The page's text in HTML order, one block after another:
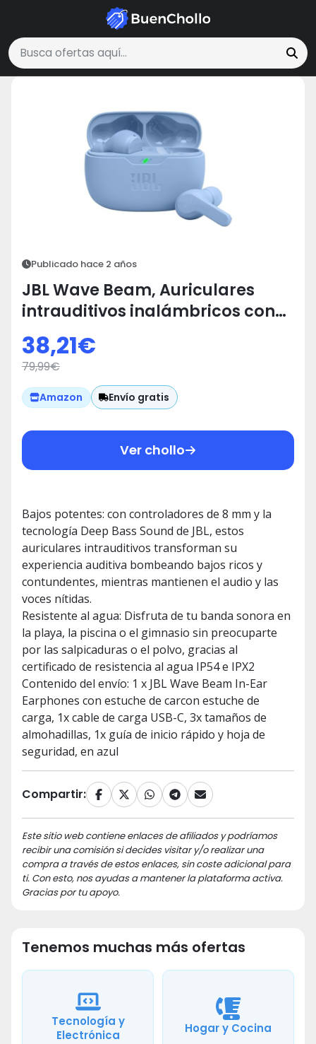
Buscar ofertas
Tecnología y ElectrónicaJBL Wave Beam, Auriculares intrauditivos
Publicado hace 2 años
JBL Wave Beam, Auriculares
intrauditivos inalámbricos con
impermeabilización IP54 e IPX2,
Llamadas Manos Libres y 32
Horas de duración de la batería,
en Azul
38,21€
79,99€
Amazon Envío gratis
Ver chollo
Bajos potentes: con controladores de 8 mm y la
tecnología Deep Bass Sound de JBL, estos
auriculares intrauditivos transforman su
experiencia auditiva bombeando bajos ricos y
contundentes, mientras mantienen el audio y las
voces nítidas.
Resistente al agua: Disfruta de tu banda sonora en
la playa, la piscina o el gimnasio sin preocuparte
por las salpicaduras o el polvo, gracias al
certificado de resistencia al agua IP54 e IPX2
Contenido del envío: 1 x JBL Wave Beam In-Ear
Earphones con estuche de carcon estuche de
carga, 1x cable de carga USB-C, 3x tamaños de
almohadillas, 1x guía de inicio rápido y hoja de
seguridad, en azul
Compartir:
Este sitio web contiene enlaces de afiliados y podríamos
recibir una comisión si decides visitar y/o realizar una
compra a través de estos enlaces, sin coste adicional para
ti. Con esto, nos ayudas a mantener la plataforma activa.
Gracias por tu apoyo.
Tenemos muchas más ofertas
Tecnología y
Electrónica
Hogar y Cocina